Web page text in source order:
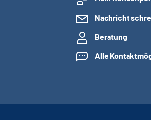
Nachricht
Beratung
Alle